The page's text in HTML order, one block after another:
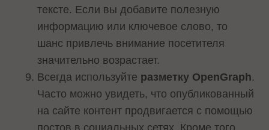
тексте. Если вы добавите полезную
информацию или ключевое слово, то
шанс привлечь внимание посетителя
значительно возрастает.
Всегда используйте ​​разметку OpenGraph.
Часто можно увидеть, что опубликованный
на сайте контент продвигается с помощью